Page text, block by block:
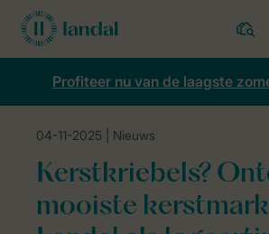
Parken
Profiteer nu van de laagste
Nieuws
04-11-2025 | Nieuws
Kerstkriebels?
mooiste